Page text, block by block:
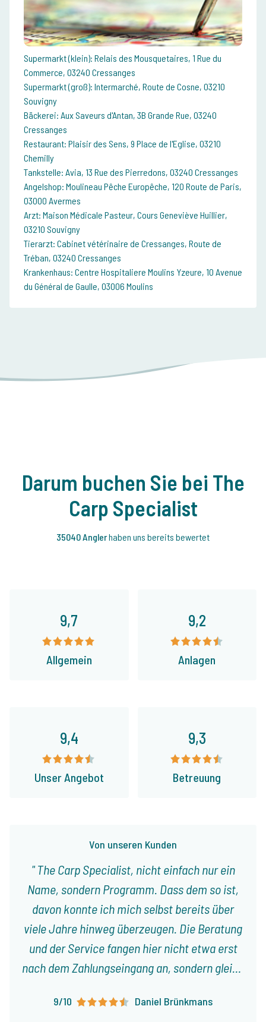
Supermarkt (klein): Relais des Mousquetaires, 1 Rue du
Commerce, 03240 Cressanges
Supermarkt (groß): Intermarché, Route de Cosne, 03210
Souvigny
Bäckerei: Aux Saveurs d'Antan, 3B Grande Rue, 03240
Cressanges
Restaurant: Plaisir des Sens, 9 Place de l'Eglise, 03210
Chemilly
Tankstelle: Avia, 13 Rue des Pierredons, 03240 Cressanges
Angelshop: Moulineau Pêche Europêche, 120 Route de Paris,
03000 Avermes
Arzt: Maison Médicale Pasteur, Cours Geneviève Huillier,
03210 Souvigny
Tierarzt: Cabinet vétérinaire de Cressanges, Route de
Tréban, 03240 Cressanges
Krankenhaus: Centre Hospitaliere Moulins Yzeure, 10 Avenue
du Général de Gaulle, 03006 Moulins
Darum buchen Sie bei The
Carp Specialist
35040 Anglerhaben uns bereits bewertet
9,7
Allgemein
9,2
Anlagen
Von unseren Kunden
The Carp Specialist, nicht einfach nur ein
Name, sondern Programm. Dass dem so ist,
davon konnte ich mich selbst bereits über
viele Jahre hinweg überzeugen. Die Beratung
und der Service fangen hier nicht etwa erst
nach dem Zahlungseingang an, sondern gleich
immer viel Zeit für uns, beriet bei der – der
9/10 Daniel Brünkmans
9,4
Unser Angebot
9,3
Betreuung